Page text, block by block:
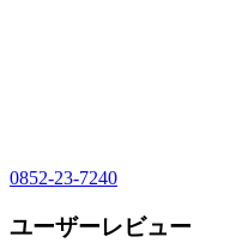
0852-23-7240
ユーザーレビュー